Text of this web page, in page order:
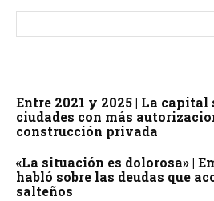
Entre 2021 y 2025 | La
ciudades con más
construcción privada
«La situación es dolorosa» |
habló sobre las deudas que
salteños